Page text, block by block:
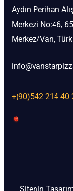
Aydın Perihan
Merkezi No:46,
Merkez/Van,
+(90)542 214 40
Sitenin